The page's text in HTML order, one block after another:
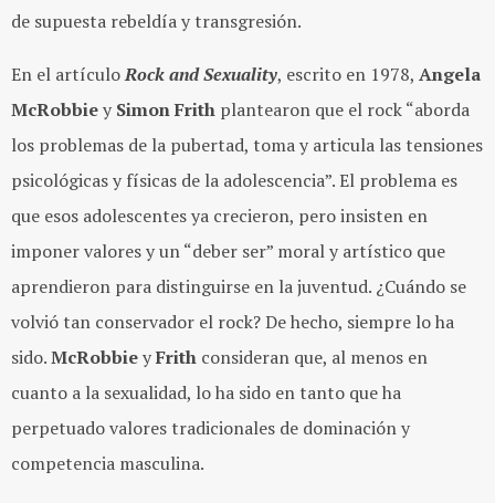
de supuesta rebeldía y transgresión.
En el artículoRock and Sexuality, escrito en 1978, Angela
McRobbiey Simon Frith plantearon que el rock “aborda
los problemas de la pubertad, toma y articula las tensiones
psicológicas y físicas de la adolescencia”. El problema es
que esos adolescentes ya crecieron, pero insisten en
imponer valores y un “deber ser” moral y artístico que
aprendieron para distinguirse en la juventud. ¿Cuándo se
volvió tan conservador el rock? De hecho, siempre lo ha
sido.McRobbieyFrith consideran que, al menos en
cuanto a la sexualidad, lo ha sido en tanto que ha
perpetuado valores tradicionales de dominación y
competencia masculina.